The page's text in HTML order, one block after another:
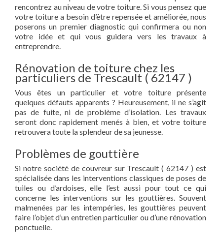
rencontrez au niveau de votre toiture. Si vous pensez que
votre toiture a besoin d’être repensée et améliorée, nous
poserons un premier diagnostic qui confirmera ou non
votre idée et qui vous guidera vers les travaux à
entreprendre.
Rénovation de toiture chez les
particuliers de Trescault ( 62147 )
Vous êtes un particulier et votre toiture présente
quelques défauts apparents ? Heureusement, il ne s’agit
pas de fuite, ni de problème d’isolation. Les travaux
seront donc rapidement menés à bien, et votre toiture
retrouvera toute la splendeur de sa jeunesse.
Problèmes de gouttière
Si notre société de couvreur sur Trescault ( 62147 ) est
spécialisée dans les interventions classiques de poses de
tuiles ou d’ardoises, elle l’est aussi pour tout ce qui
concerne les interventions sur les gouttières. Souvent
malmenées par les intempéries, les gouttières peuvent
faire l’objet d’un entretien particulier ou d’une rénovation
ponctuelle.